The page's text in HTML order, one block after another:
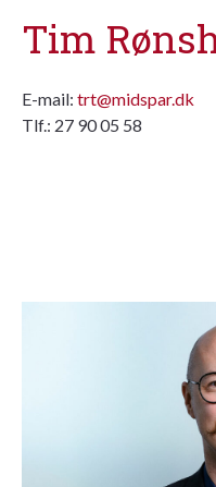
Tim
E-mail: trt@midspar.dk
Tlf.: 27 90 05 58